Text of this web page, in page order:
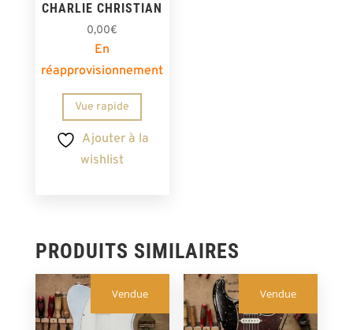
CHARLIE CHRISTIAN
0,00€
En
réapprovisionnement
Vue rapide
Ajouter à la
wishlist
PRODUITS SIMILAIRES
Vendue Vendue